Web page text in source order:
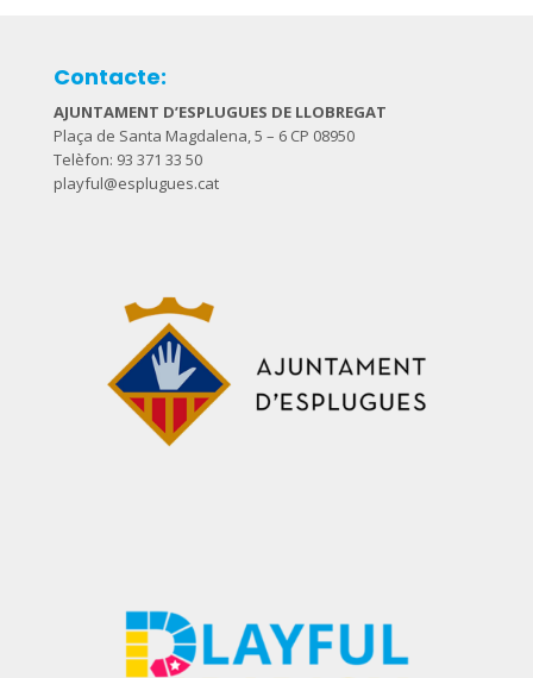
Contacte:
AJUNTAMENT D’ESPLUGUES DE LLOBREGAT
Plaça de Santa Magdalena, 5 – 6 CP 08950
Telèfon: 93 371 33 50
playful@esplugues.cat